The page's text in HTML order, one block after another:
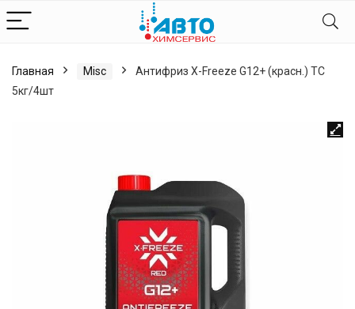
Главная Misc
Антифриз X-Freeze G12+ (красн.) ТС
5кг/4шт